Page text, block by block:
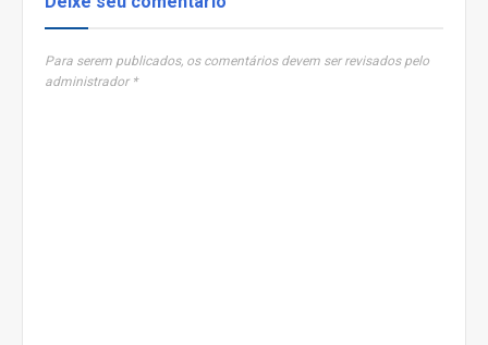
Para serem publicados, os comentários devem ser revisados pelo
administrador *